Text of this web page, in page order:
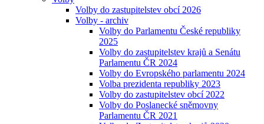
Volby do zastupitelstev obcí 2026
Volby - archiv
Volby do Parlamentu České republiky
2025
Volby do zastupitelstev krajů a Senátu
Parlamentu ČR 2024
Volby do Evropského parlamentu 2024
Volba prezidenta republiky 2023
Volby do zastupitelstev obcí 2022
Volby do Poslanecké sněmovny
Parlamentu ČR 2021